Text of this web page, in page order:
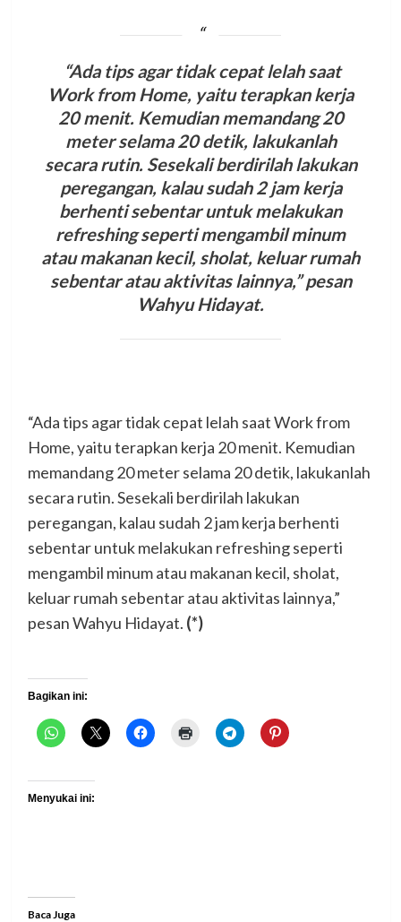
“Ada tips agar tidak cepat lelah saat
Work from Home, yaitu terapkan kerja
20 menit. Kemudian memandang 20
meter selama 20 detik, lakukanlah
secara rutin. Sesekali berdirilah lakukan
peregangan, kalau sudah 2 jam kerja
berhenti sebentar untuk melakukan
refreshing seperti mengambil minum
atau makanan kecil, sholat, keluar rumah
sebentar atau aktivitas lainnya,” pesan
Wahyu Hidayat.
“Ada tips agar tidak cepat lelah saat Work from
Home, yaitu terapkan kerja 20 menit. Kemudian
memandang 20 meter selama 20 detik, lakukanlah
secara rutin. Sesekali berdirilah lakukan
peregangan, kalau sudah 2 jam kerja berhenti
sebentar untuk melakukan refreshing seperti
mengambil minum atau makanan kecil, sholat,
keluar rumah sebentar atau aktivitas lainnya,”
pesan Wahyu Hidayat. (*)
Bagikan ini:
Menyukai ini:
Baca Juga